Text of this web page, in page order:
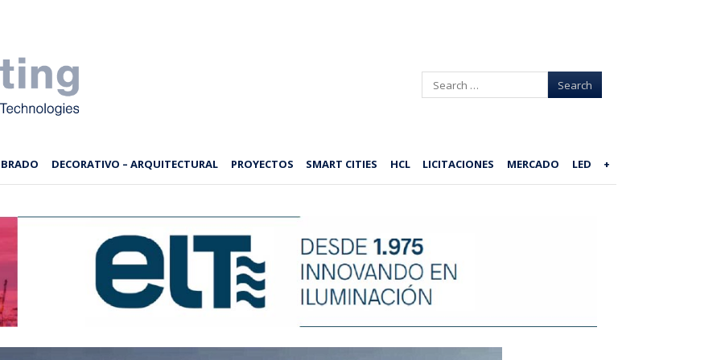
Search
DECORATIVO – ARQUITECTURAL PROYECTOS SMART CITIES HCL LICITACIONES MERCADO LED +